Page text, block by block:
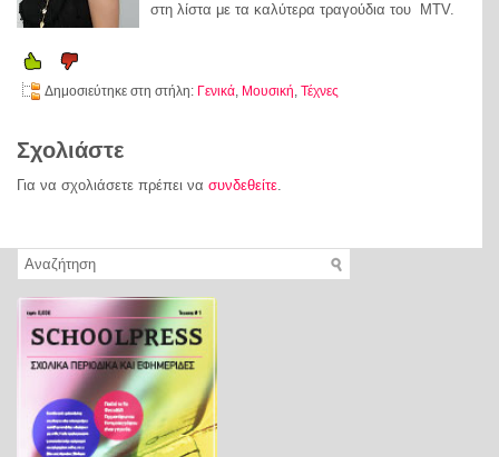
στη λίστα με τα καλύτερα τραγούδια του MTV.
Δημοσιεύτηκε στη στήλη: Γενικά, Μουσική, Τέχνες
Σχολιάστε
Για να σχολιάσετε πρέπει να συνδεθείτε.